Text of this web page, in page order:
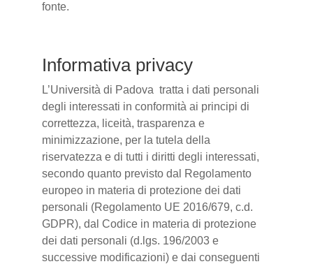
fonte.
Informativa privacy
L’Università di Padova tratta i dati personali
degli interessati in conformità ai principi di
correttezza, liceità, trasparenza e
minimizzazione, per la tutela della
riservatezza e di tutti i diritti degli interessati,
secondo quanto previsto dal Regolamento
europeo in materia di protezione dei dati
personali (Regolamento UE 2016/679, c.d.
GDPR), dal Codice in materia di protezione
dei dati personali (d.lgs. 196/2003 e
successive modificazioni) e dai conseguenti